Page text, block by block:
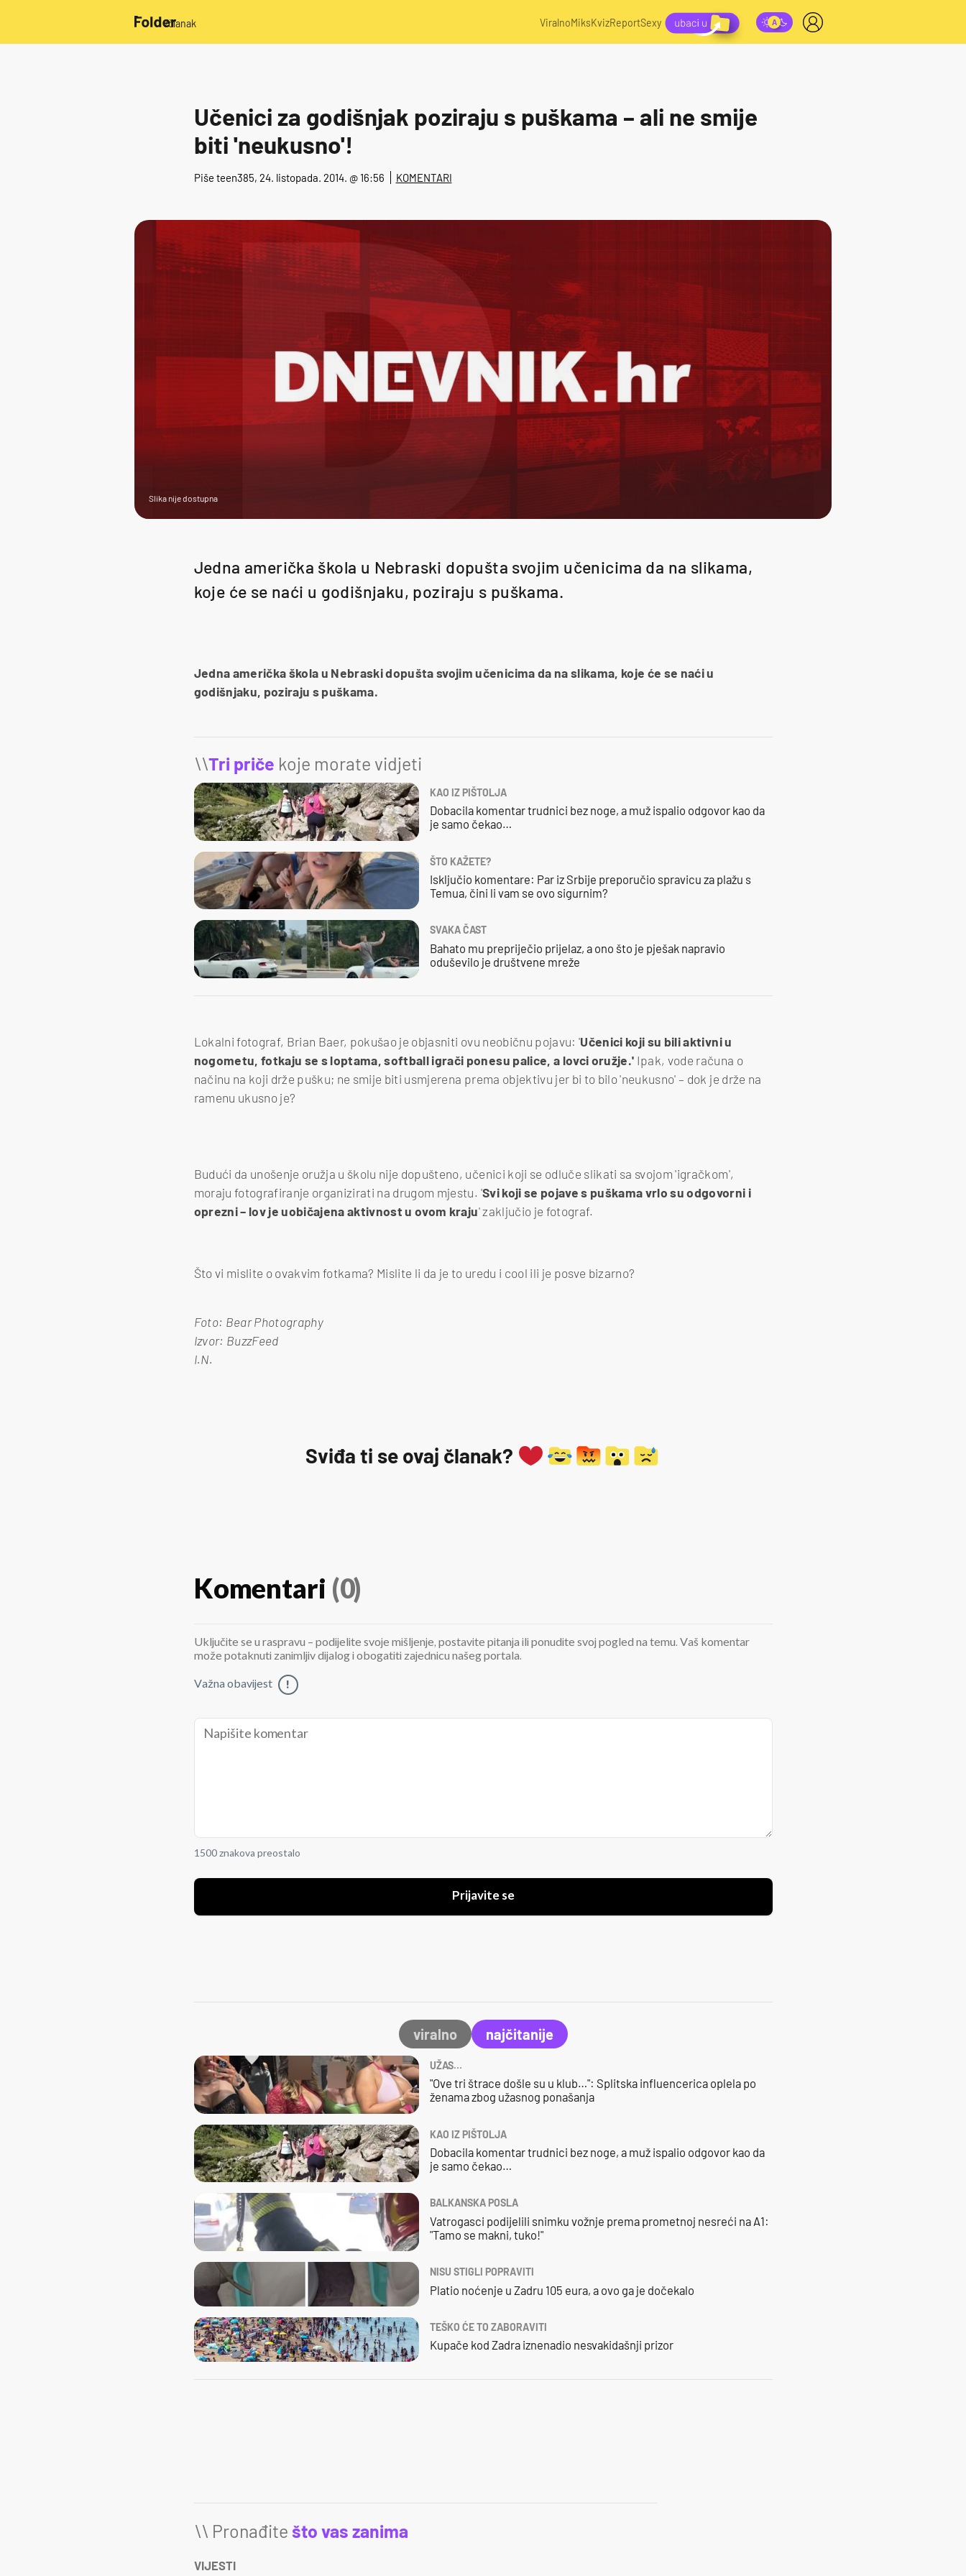
/članak ViralnoMiksKvizReportSexy
Učenici za godišnjak poziraju s puškama – ali ne smije
biti 'neukusno'!
Piše teen385, 24. listopada. 2014. @ 16:56 KOMENTARI
Slika nije dostupna
Jedna američka škola u Nebraski dopušta svojim učenicima da na slikama,
koje će se naći u godišnjaku, poziraju s puškama.
Jedna američka škola u Nebraski dopušta svojim učenicima da na slikama, koje će se naći u
godišnjaku, poziraju s puškama.
\\Tri priče koje morate vidjeti
KAO IZ PIŠTOLJA
Dobacila komentar trudnici bez noge, a muž ispalio odgovor kao da
je samo čekao…
ŠTO KAŽETE?
Isključio komentare: Par iz Srbije preporučio spravicu za plažu s
Temua, čini li vam se ovo sigurnim?
SVAKA ČAST
Bahato mu prepriječio prijelaz, a ono što je pješak napravio
oduševilo je društvene mreže
Lokalni fotograf, Brian Baer, pokušao je objasniti ovu neobičnu pojavu: 'Učenici koji su bili aktivni u
nogometu, fotkaju se s loptama, softball igrači ponesu palice, a lovci oružje.' Ipak, vode računa o
načinu na koji drže pušku; ne smije biti usmjerena prema objektivu jer bi to bilo 'neukusno' – dok je drže na
ramenu ukusno je?
Budući da unošenje oružja u školu nije dopušteno, učenici koji se odluče slikati sa svojom 'igračkom',
moraju fotografiranje organizirati na drugom mjestu. 'Svi koji se pojave s puškama vrlo su odgovorni i
oprezni – lov je uobičajena aktivnost u ovom kraju' zaključio je fotograf.
Što vi mislite o ovakvim fotkama? Mislite li da je to uredu i cool ili je posve bizarno?
Foto: Bear Photography
Izvor: BuzzFeed
I.N.
Sviđa ti se ovaj članak?
Komentari (0)
Uključite se u raspravu – podijelite svoje mišljenje, postavite pitanja ili ponudite svoj pogled na temu. Vaš komentar
može potaknuti zanimljiv dijalog i obogatiti zajednicu našeg portala.
Važna obavijest !
1500 znakova preostalo
Prijavite se
viralno najčitanije
UŽAS…
"Ove tri štrace došle su u klub…": Splitska influencerica oplela po
ženama zbog užasnog ponašanja
KAO IZ PIŠTOLJA
Dobacila komentar trudnici bez noge, a muž ispalio odgovor kao da
je samo čekao…
BALKANSKA POSLA
Vatrogasci podijelili snimku vožnje prema prometnoj nesreći na A1:
"Tamo se makni, tuko!"
NISU STIGLI POPRAVITI
Platio noćenje u Zadru 105 eura, a ovo ga je dočekalo
TEŠKO ĆE TO ZABORAVITI
Kupače kod Zadra iznenadio nesvakidašnji prizor
\\ Pronađite što vas zanima
VIJESTI